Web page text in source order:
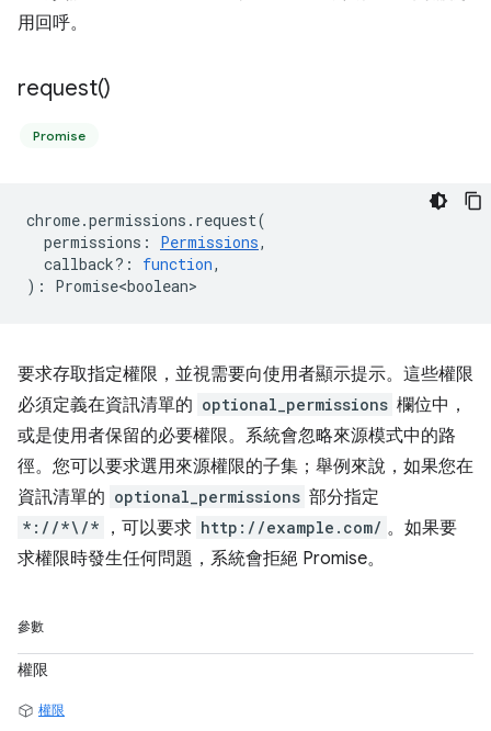
用回呼。
request()
Promise
chrome.permissions . request(
permissions : Permissions,
callback? : function,
) : Promise<boolean>
要求存取指定權限，並視需要向使用者顯示提示。這些權限
必須定義在資訊清單的 optional_permissions 欄位中，
或是使用者保留的必要權限。系統會忽略來源模式中的路
徑。您可以要求選用來源權限的子集；舉例來說，如果您在
資訊清單的 optional_permissions 部分指定
*://*\/* ，可以要求 http://example.com/ 。如果要
求權限時發生任何問題，系統會拒絕 Promise。
參數
權限
權限